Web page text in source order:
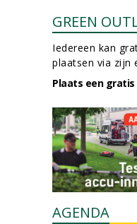
GREEN
Iedereen kan
plaatsen via zijn
Plaats een
AGENDA